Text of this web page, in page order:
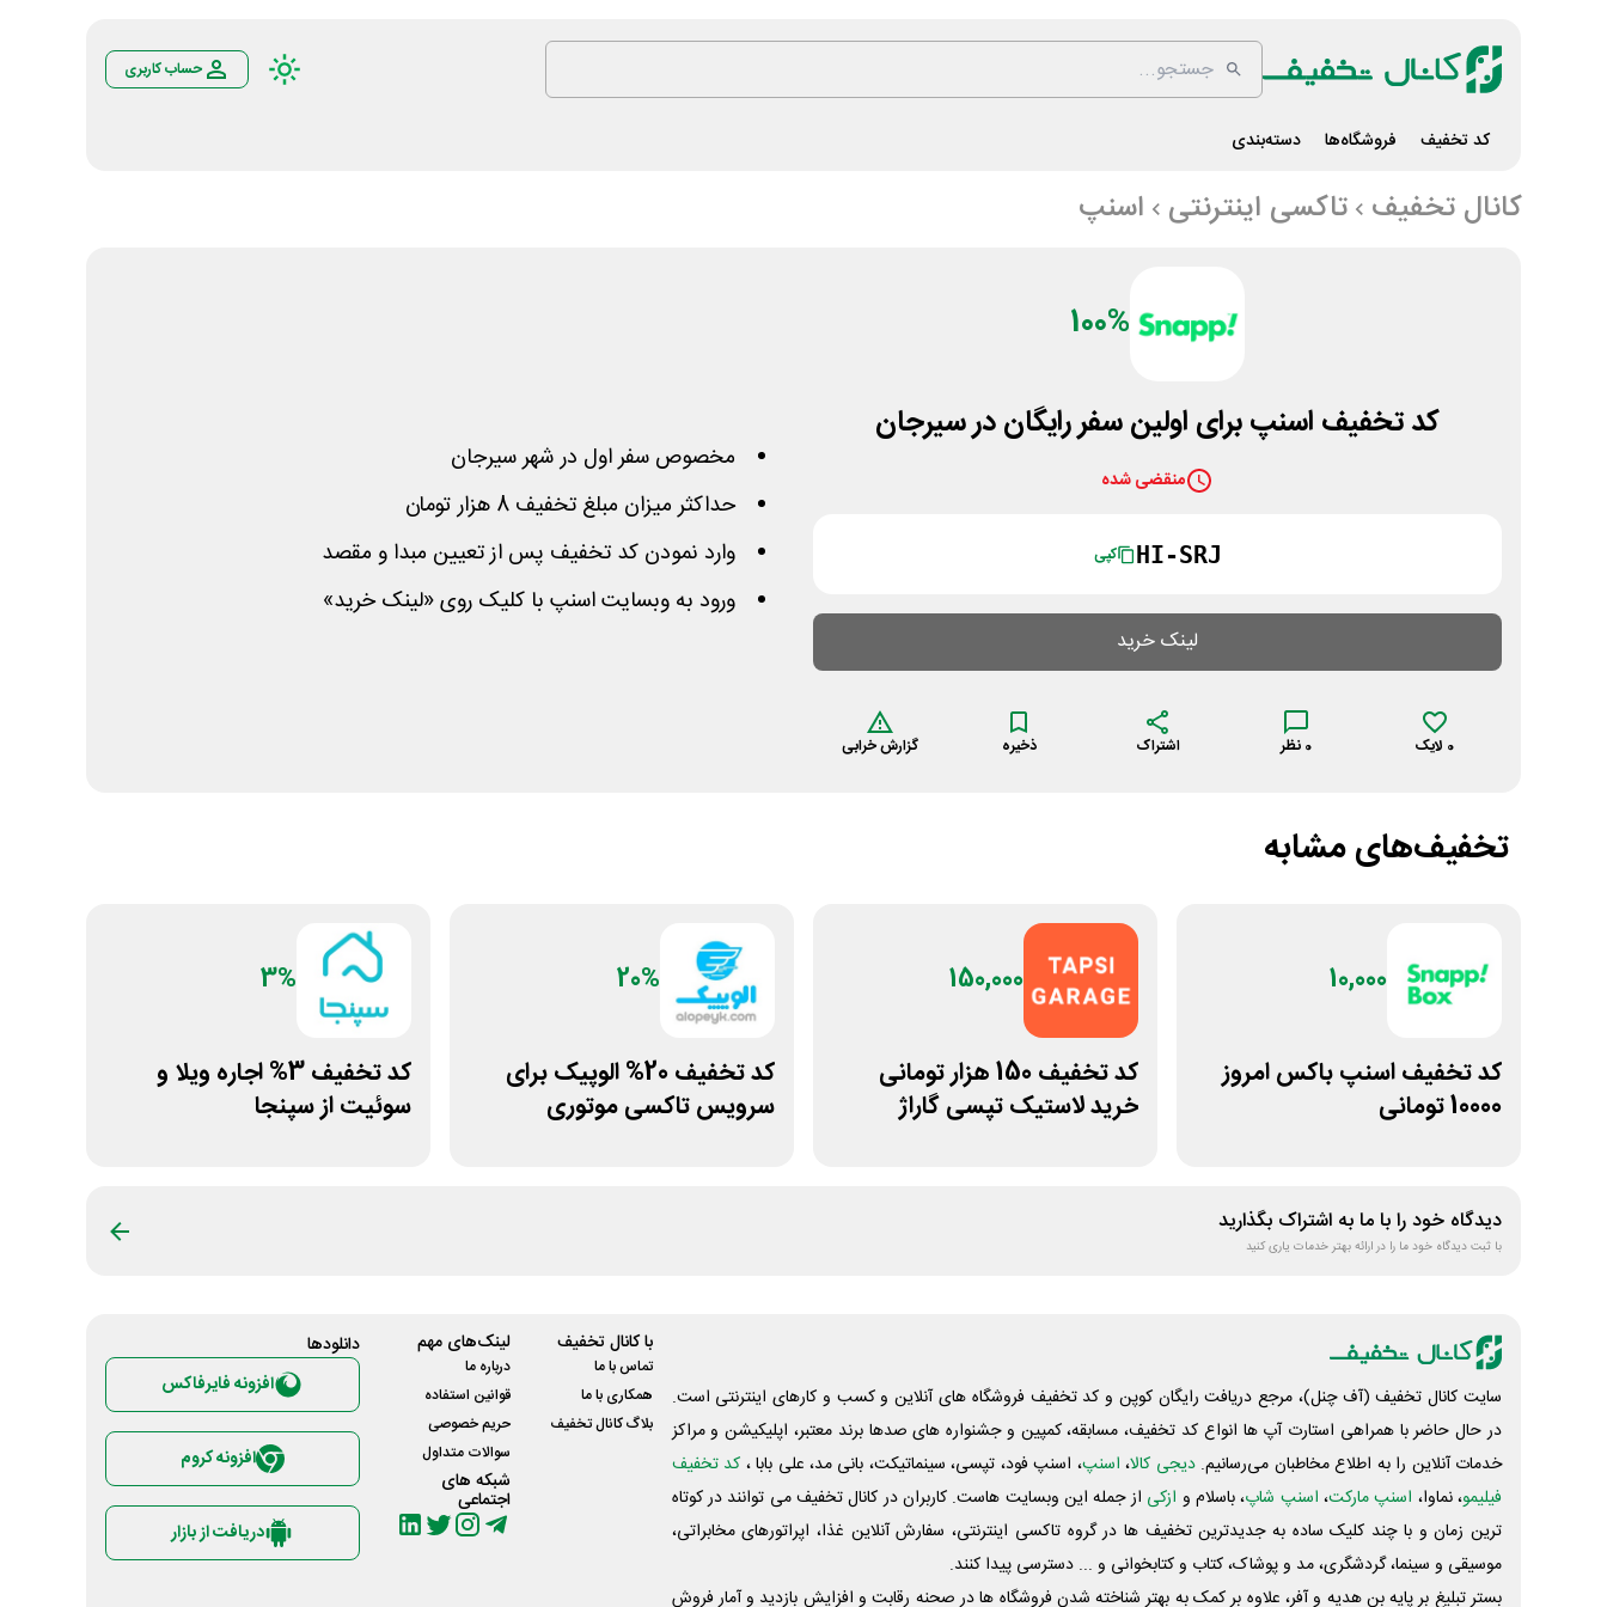
حساب کاربری
کد تخفیف فروشگاه‌ها دسته‌بندی
کانال تخفیف تاکسی اینترنتی اسنپ
100%
کد تخفیف اسنپ برای اولین سفر رایگان در سیرجان
منقضی شده
HI-SRJ کپی
لینک خرید
0 لایک 0 نظر اشتراک ذخیره گزارش خرابی
مخصوص سفر اول در شهر سیرجان
حداکثر میزان مبلغ تخفیف 8 هزار تومان
وارد نمودن کد تخفیف پس از تعیین مبدا و مقصد
ورود به وبسایت اسنپ با کلیک روی «لینک خرید»
تخفیف‌های مشابه
10,000
کد تخفیف اسنپ باکس امروز
10000 تومانی
150,000
کد تخفیف 150 هزار تومانی
خرید لاستیک تپسی گاراژ
20%
کد تخفیف 20% الوپیک برای
سرویس تاکسی موتوری
3%
کد تخفیف 3% اجاره ویلا و
سوئیت از سپنجا
دیدگاه خود را با ما به اشتراک بگذارید
با ثبت دیدگاه خود ما را در ارائه بهتر خدمات یاری کنید
سایت کانال تخفیف (آف چنل)، مرجع دریافت رایگان کوپن و کد تخفیف فروشگاه های آنلاین و کسب و‌ کارهای اینترنتی است.
در حال حاضر با همراهی استارت آپ ها انواع کد تخفیف، مسابقه، کمپین و جشنواره های صدها برند معتبر، اپلیکیشن و مراکز
خدمات آنلاین را به اطلاع مخاطبان می‌رسانیم. دیجی کالا، اسنپ، اسنپ فود، تپسی، سینماتیکت، بانی مد، علی‌ بابا ، کد تخفیف
فیلیمو، نماوا، اسنپ مارکت، اسنپ شاپ، باسلام و ازکی از جمله این وبسایت ‌هاست. کاربران در کانال تخفیف می توانند در کوتاه
ترین زمان و با چند کلیک ساده به جدیدترین تخفیف ها در گروه تاکسی اینترنتی، سفارش آنلاین غذا، اپراتورهای مخابراتی،
موسیقی و سینما، گردشگری، مد و پوشاک، کتاب و کتابخوانی و ... دسترسی پیدا کنند.
بستر تبلیغ بر پایه بن هدیه و آفر، علاوه بر کمک به بهتر شناخته شدن فروشگاه ها در صحنه رقابت و افزایش بازدید و آمار فروش
با کانال تخفیف
تماس با ما
همکاری با ما
بلاگ کانال تخفیف
لینک‌های مهم
درباره ما
قوانین استفاده
حریم خصوصی
سوالات متداول
شبکه های
اجتماعی
دانلود‌ها
افزونه فایرفاکس
افزونه کروم
دریافت از بازار